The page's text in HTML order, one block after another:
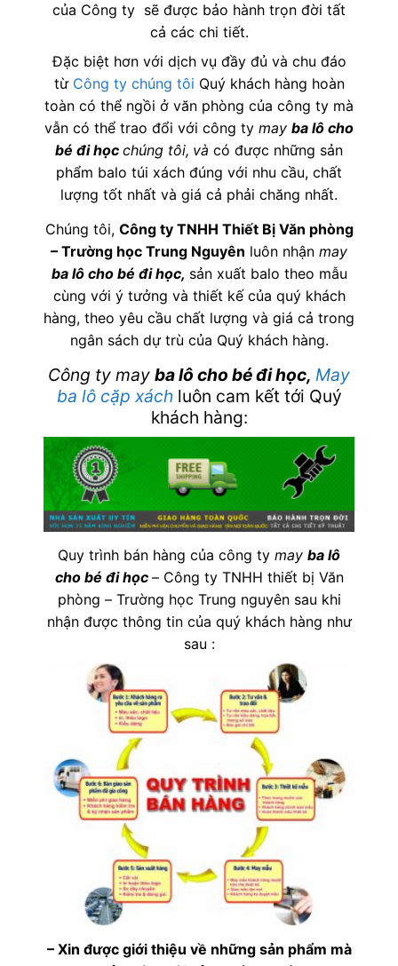
của Công ty sẽ được bảo hành trọn đời tất
cả các chi tiết.
Đặc biệt hơn với dịch vụ đầy đủ và chu đáo
từ Công ty chúng tôi Quý khách hàng hoàn
toàn có thể ngồi ở văn phòng của công ty mà
vẫn có thể trao đổi với công ty may ba lô cho
bé đi học chúng tôi, và có được những sản
phẩm balo túi xách đúng với nhu cầu, chất
lượng tốt nhất và giá cả phải chăng nhất.
Chúng tôi, Công ty TNHH Thiết Bị Văn phòng
– Trường học Trung Nguyên luôn nhận may
ba lô cho bé đi học, sản xuất balo theo mẫu
cùng với ý tưởng và thiết kế của quý khách
hàng, theo yêu cầu chất lượng và giá cả trong
ngân sách dự trù của Quý khách hàng.
Công ty may ba lô cho bé đi học, May
ba lô cặp xáchluôn cam kết tới Quý
khách hàng:
Quy trình bán hàng của công ty may ba lô
cho bé đi học – Công ty TNHH thiết bị Văn
phòng – Trường học Trung nguyên sau khi
nhận được thông tin của quý khách hàng như
sau :
– Xin được giới thiệu về những sản phẩm mà